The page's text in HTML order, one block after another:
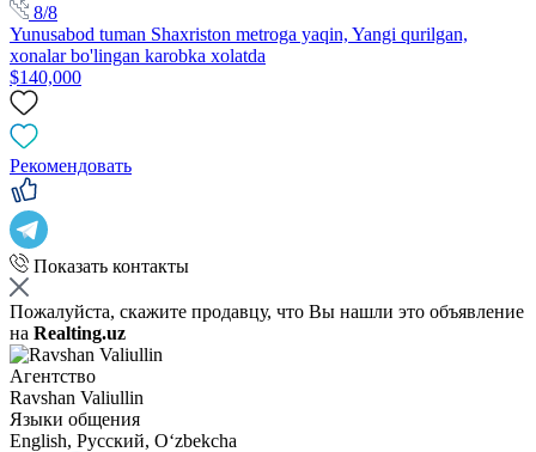
8/8
Yunusabod tuman Shaxriston metroga yaqin, Yangi qurilgan,
xonalar bo'lingan karobka xolatda
$140,000
Рекомендовать
Показать контакты
Пожалуйста, скажите продавцу, что Вы нашли это объявление
на Realting.uz
Агентство
Ravshan Valiullin
Языки общения
English, Русский, Oʻzbekcha